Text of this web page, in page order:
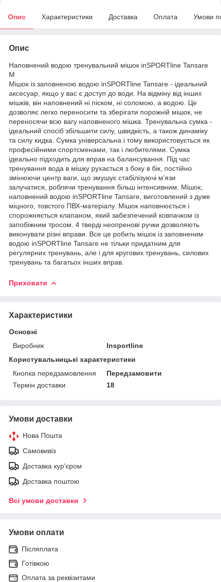
Опис Характеристики Доставка Оплата Умови
Опис
Наповнений водою тренувальний мішок inSPORTline Tansare
M
Мішок із заповненою водою inSPORTline Tansare - ідеальний
аксесуар, якщо у вас є доступ до води. На відміну від інших
мішків, він наповнений ні піском, ні соломою, а водою. Це
дозволяє легко переносити та зберігати порожній мішок, не
переносячи всю вагу наповненого мішка. Тренувальна сумка -
ідеальний спосіб збільшити силу, швидкість, а також динаміку
та силу кидка. Сумка універсальна і тому використовується як
професійними спортсменами, так і любителями. Сумка
ідеально підходить для вправ на балансування. Під час
тренування вода в мішку рухається з боку в бік, постійно
змінюючи центр ваги, що змушує стабілізуючі м’язи
залучатися, роблячи тренування більш інтенсивним. Мішок,
наповнений водою inSPORTline Tansare, виготовлений з дуже
міцного, товстого ПВХ-матеріалу. Мішок наповнюється і
спорожняється клапаном, який забезпечений ковпачком із
запобіжним тросом. 4 тверді неопренові ручки дозволяють
виконувати різні вправи. Все це робить мішок із заповненим
водою inSPORTline Tansare не тільки придатним для
регулярних тренувань, але і для кругових тренувань, силових
тренувань та багатьох інших вправ.
Приховати
Характеристики
Основні
Виробник
Insportline
Користувальницькі характеристики
Кнопка передзамовлення
Передзамовити
Термін доставки
18
Умови доставки
Нова Пошта
Самовивіз
Доставка кур'єром
Доставка поштою
Всі умови доставки
Умови оплати
Післяплата
Готівкою
Оплата за реквізитами